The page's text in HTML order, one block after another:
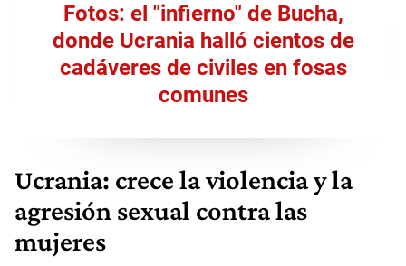
Fotos: el "infierno" de Bucha,
donde Ucrania halló cientos de
cadáveres de civiles en fosas
comunes
Ucrania: crece la violencia y la
agresión sexual contra las
mujeres